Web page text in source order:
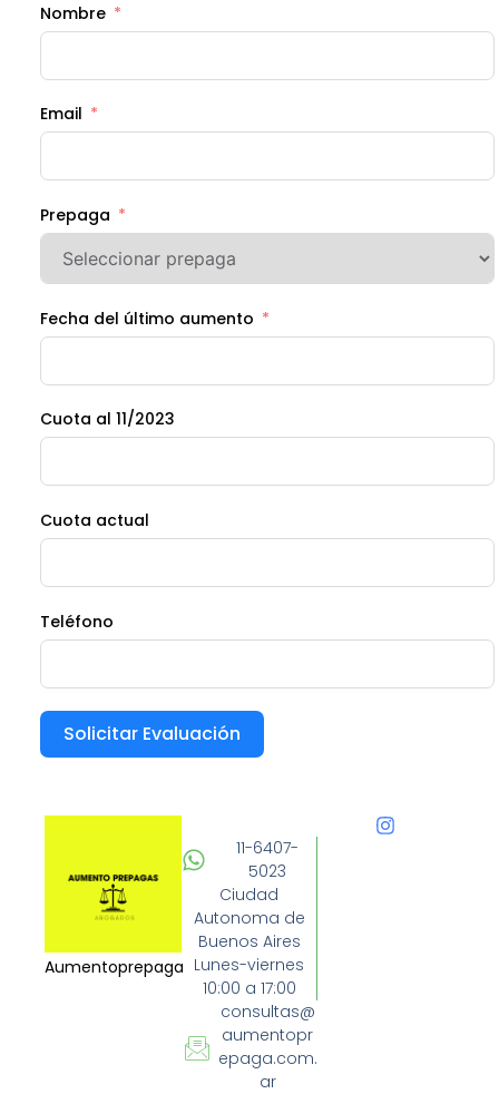
Nombre
Email
Prepaga
Fecha del último aumento
Cuota al 11/2023
Cuota actual
Teléfono
Solicitar Evaluación
Aumentoprepaga
11-6407-
5023
Ciudad
Autonoma de
Buenos Aires
Lunes-viernes
10:00 a 17:00
consultas@
aumentopr
epaga.com.
ar